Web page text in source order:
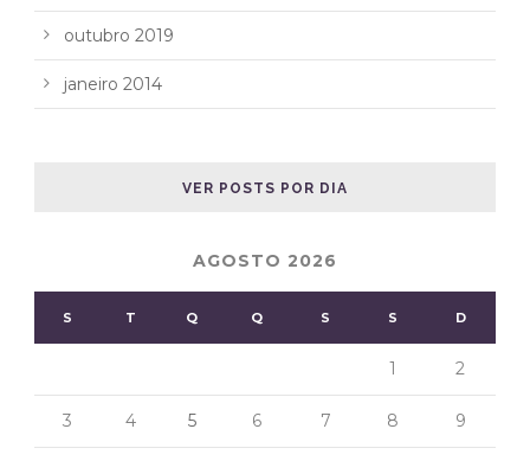
outubro 2019
janeiro 2014
VER POSTS POR DIA
AGOSTO 2026
S T Q Q S S D
1 2
3 4 5 6 7 8 9